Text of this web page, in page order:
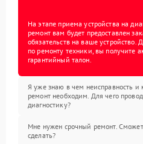
На этапе приема устройства на
ремонт вам будет предоставлен
обязательств на ваше устройство.
по ремонту техники, вы получите
гарантийный талон.
Я уже знаю в чем неисправность и
ремонт необходим. Для чего
диагностику?
Мне нужен срочный ремонт.
сделать?